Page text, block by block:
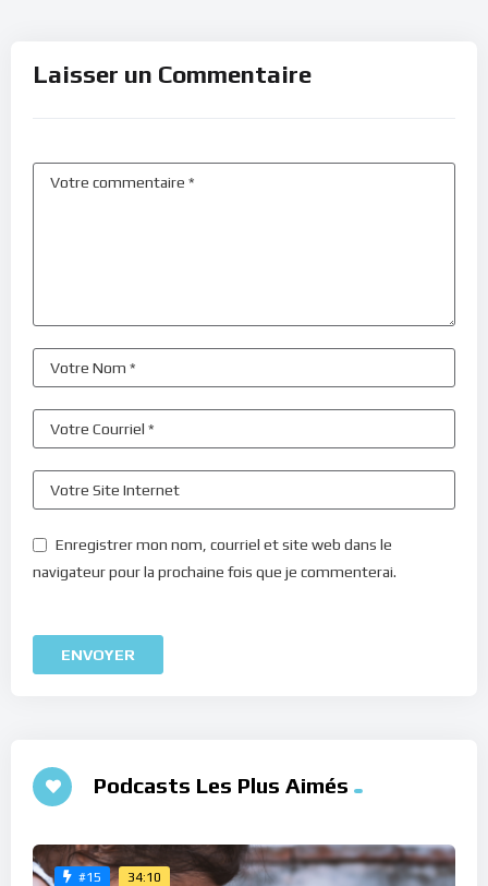
Laisser un Commentaire
Enregistrer mon nom, courriel et site web dans le
navigateur pour la prochaine fois que je commenterai.
Podcasts Les Plus Aimés
#15 34:10